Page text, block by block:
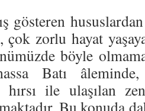
gösteren
çok zorlu hayat
böyle
Batı
hırsı ile ulaşılan
Bu konuda